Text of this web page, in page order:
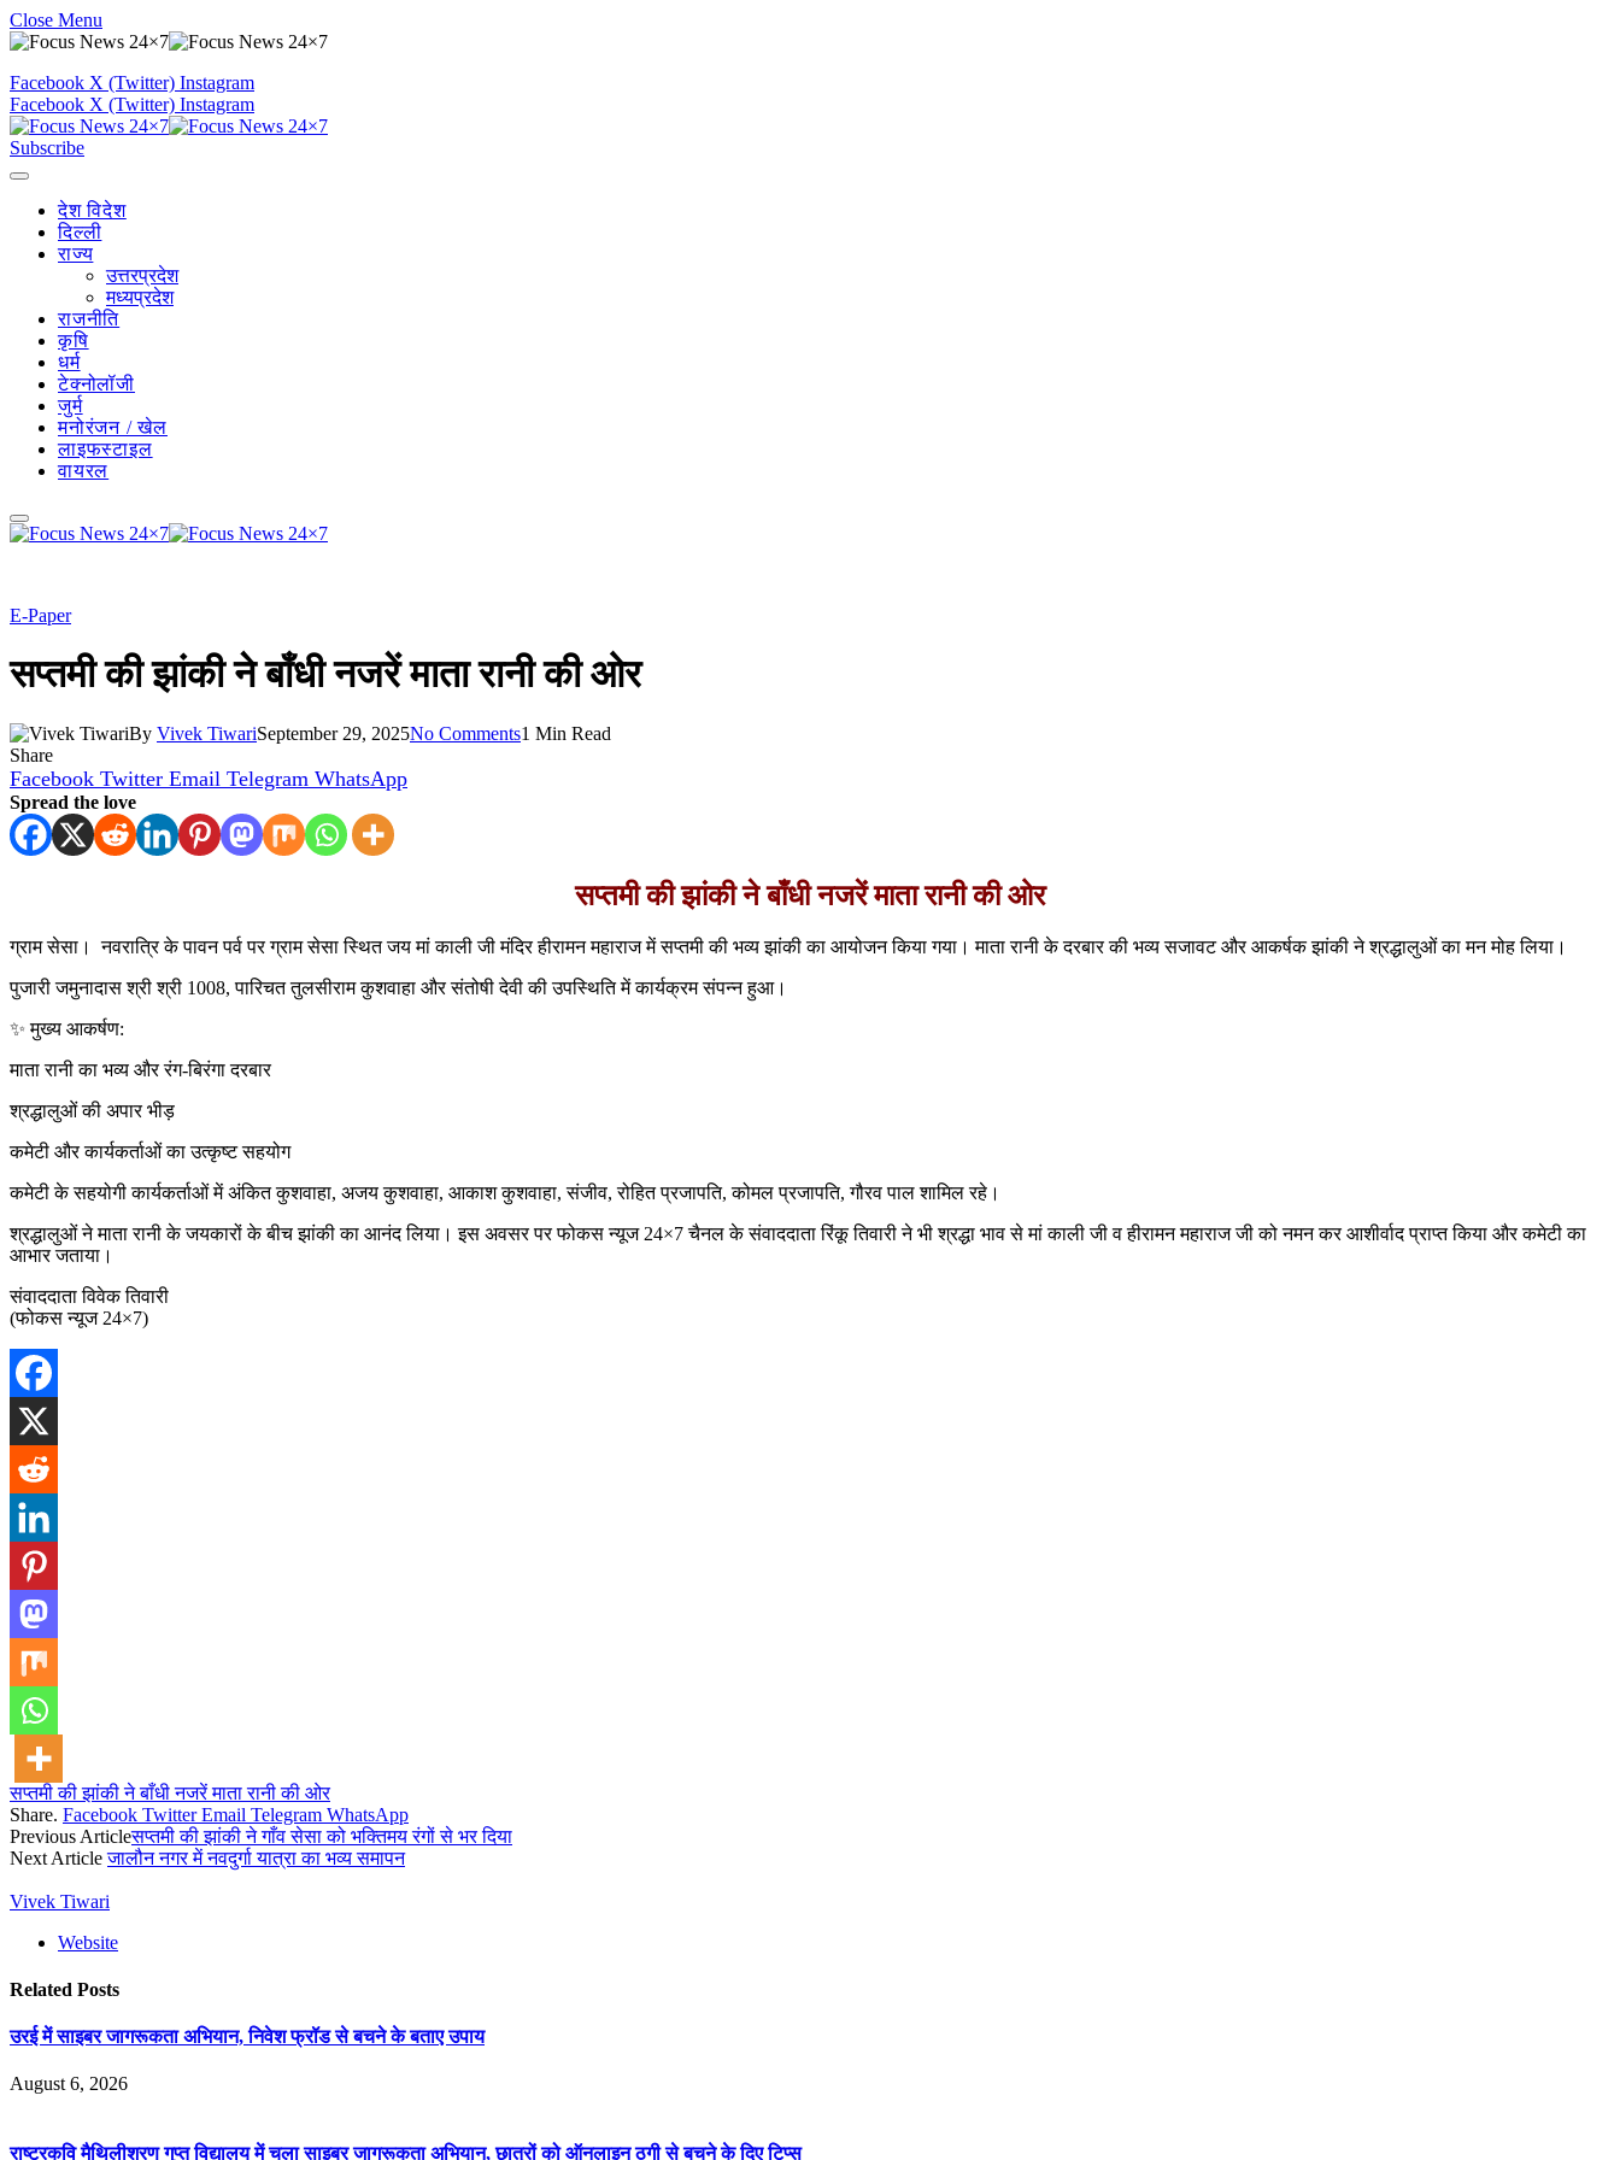
Close Menu
Facebook X (Twitter) Instagram
Facebook X (Twitter) Instagram
Subscribe
देश विदेश
दिल्ली
राज्य
उत्तरप्रदेश
मध्यप्रदेश
राजनीति
कृषि
धर्म
टेक्नोलॉजी
जुर्म
मनोरंजन / खेल
लाइफस्टाइल
वायरल
E-Paper
सप्तमी की झांकी ने बाँधी नजरें माता रानी की ओर
By Vivek TiwariSeptember 29, 2025No Comments1 Min Read
Share
Facebook Twitter Email Telegram WhatsApp
Spread the love
सप्तमी की झांकी ने बाँधी नजरें माता रानी की ओर
ग्राम सेसा। नवरात्रि के पावन पर्व पर ग्राम सेसा स्थित जय मां काली जी मंदिर हीरामन महाराज में सप्तमी की भव्य झांकी का आयोजन किया गया। माता रानी के दरबार की भव्य सजावट और आकर्षक झांकी ने श्रद्धालुओं का मन मोह लिया।
पुजारी जमुनादास श्री श्री 1008, पारिचत तुलसीराम कुशवाहा और संतोषी देवी की उपस्थिति में कार्यक्रम संपन्न हुआ।
✨ मुख्य आकर्षण:
माता रानी का भव्य और रंग-बिरंगा दरबार
श्रद्धालुओं की अपार भीड़
कमेटी और कार्यकर्ताओं का उत्कृष्ट सहयोग
कमेटी के सहयोगी कार्यकर्ताओं में अंकित कुशवाहा, अजय कुशवाहा, आकाश कुशवाहा, संजीव, रोहित प्रजापति, कोमल प्रजापति, गौरव पाल शामिल रहे।
श्रद्धालुओं ने माता रानी के जयकारों के बीच झांकी का आनंद लिया। इस अवसर पर फोकस न्यूज 24×7 चैनल के संवाददाता रिंकू तिवारी ने भी श्रद्धा भाव से मां काली जी व हीरामन महाराज जी को नमन कर आशीर्वाद प्राप्त किया और कमेटी का
आभार जताया।
संवाददाता विवेक तिवारी
(फोकस न्यूज 24×7)
सप्तमी की झांकी ने बाँधी नजरें माता रानी की ओर
Share. Facebook Twitter Email Telegram WhatsApp
Previous Articleसप्तमी की झांकी ने गाँव सेसा को भक्तिमय रंगों से भर दिया
Next Articleजालौन नगर में नवदुर्गा यात्रा का भव्य समापन
Vivek Tiwari
Website
Related Posts
उरई में साइबर जागरूकता अभियान, निवेश फ्रॉड से बचने के बताए उपाय
August 6, 2026
राष्ट्रकवि मैथिलीशरण गुप्त विद्यालय में चला साइबर जागरूकता अभियान, छात्रों को ऑनलाइन ठगी से बचने के दिए टिप्स